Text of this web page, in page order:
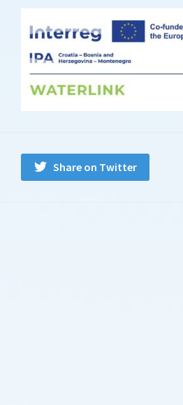
Share on Twitter